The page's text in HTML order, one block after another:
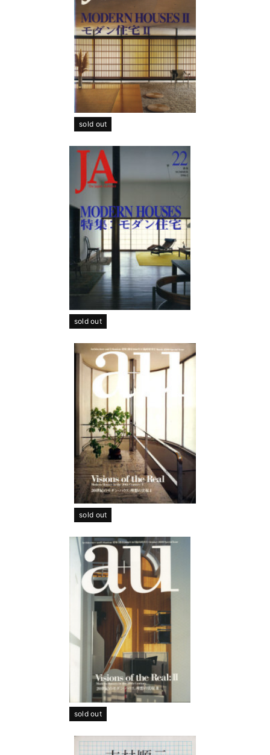
sold out
sold out
sold out
sold out